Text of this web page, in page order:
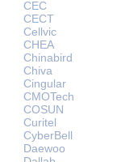
CEC
CECT
Cellvic
CHEA
Chinabird
Chiva
Cingular
CMOTech
COSUN
Curitel
CyberBell
Daewoo